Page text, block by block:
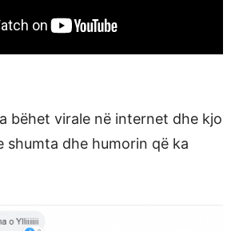
bëhet virale në internet dhe kjo
shumta dhe humorin që ka